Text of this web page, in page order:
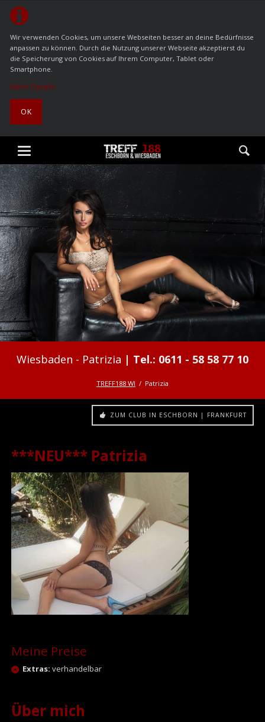
Wir verwenden Cookies, um unsere Webseiten besser an deine Bedürfnisse
anpassen zu können. Durch die Nutzung unserer Webseite akzeptierst du
die Speicherung von Cookies auf Ihrem Computer, Tablet oder
Smartphone.
Mehr Details
OK
Patrizia
TREFF188 WI Patrizia
ZUM CLUB IN ESCHBORN | FRANKFURT
***NEU*** Patrizia
Meine Preise
Extras: verhandelbar
Über mich